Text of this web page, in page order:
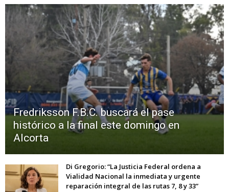
Fredriksson F.B.C. buscará el pase
histórico a la final este domingo en
Alcorta
Di Gregorio: “La Justicia Federal ordena a
Vialidad Nacional la inmediata y urgente
reparación integral de las rutas 7, 8 y 33”